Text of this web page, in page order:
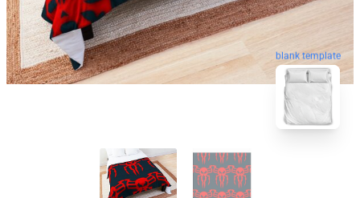
blank template